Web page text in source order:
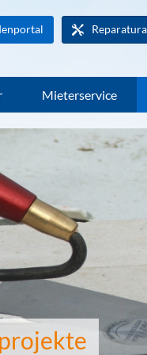
Mieterservice